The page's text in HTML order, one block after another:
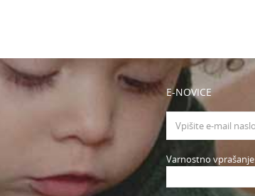
E-NOVICE
Varnostno